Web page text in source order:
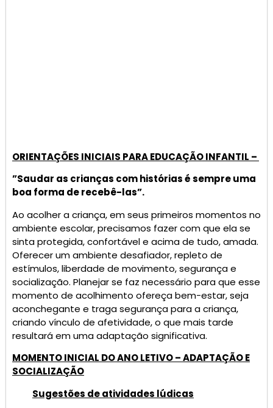
ORIENTAÇÕES INICIAIS PARA EDUCAÇÃO INFANTIL –
”Saudar as crianças com histórias é sempre uma
boa forma de recebê-las”.
Ao acolher a criança, em seus primeiros momentos no
ambiente escolar, precisamos fazer com que ela se
sinta protegida, confortável e acima de tudo, amada.
Oferecer um ambiente desafiador, repleto de
estímulos, liberdade de movimento, segurança e
socialização. Planejar se faz necessário para que esse
momento de acolhimento ofereça bem-estar, seja
aconchegante e traga segurança para a criança,
criando vínculo de afetividade, o que mais tarde
resultará em uma adaptação significativa.
MOMENTO INICIAL DO ANO LETIVO – ADAPTAÇÃO E
SOCIALIZAÇÃO
Sugestões de atividades lúdicas